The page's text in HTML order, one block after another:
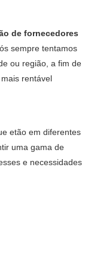
de fornecedores
sempre tentamos
ou região, a fim de
rentável
etão em diferentes
uma gama de
e necessidades